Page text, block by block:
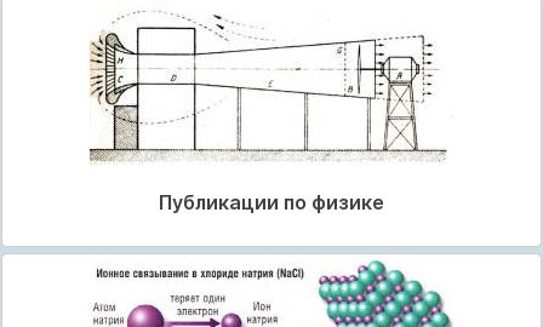
Публикации по физике